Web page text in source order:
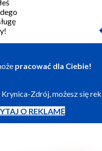
pracować dla Ciebie!
Zdrój, możesz się
O REKLAMĘ